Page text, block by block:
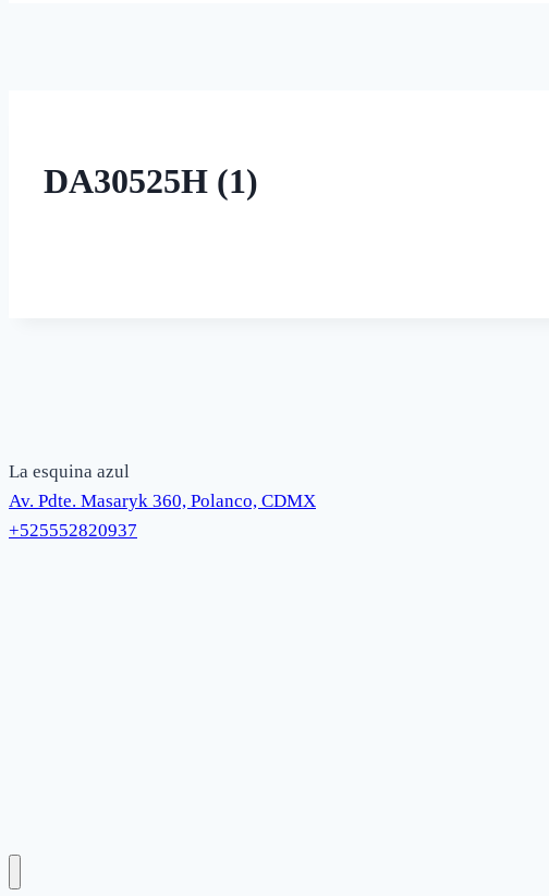
DA30525H (1)
La esquina azul
Av. Pdte. Masaryk 360, Polanco, CDMX
+525552820937